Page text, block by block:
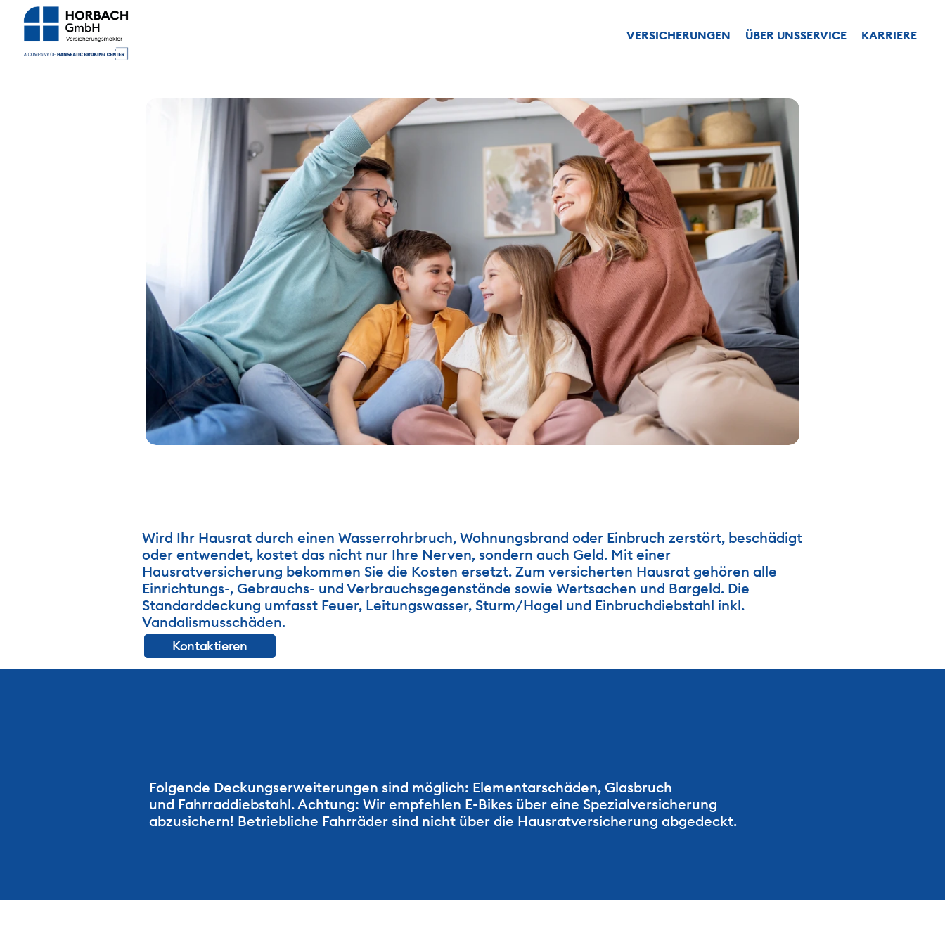
VERSICHERUNGEN ÜBER UNSSERVICE KARRIERE
Wird Ihr Hausrat durch einen Wasserrohrbruch, Wohnungsbrand oder Einbruch zerstört, beschädigt
oder entwendet, kostet das nicht nur Ihre Nerven, sondern auch Geld. Mit einer
Hausratversicherung bekommen Sie die Kosten ersetzt. Zum versicherten Hausrat gehören alle
Einrichtungs-, Gebrauchs- und Verbrauchsgegenstände sowie Wertsachen und Bargeld. Die
Standarddeckung umfasst Feuer, Leitungswasser, Sturm/Hagel und Einbruchdiebstahl inkl.
Vandalismusschäden.
Kontaktieren
Folgende Deckungserweiterungen sind möglich: Elementarschäden, Glasbruch
und Fahrraddiebstahl. Achtung: Wir empfehlen E-Bikes über eine Spezialversicherung
abzusichern! Betriebliche Fahrräder sind nicht über die Hausratversicherung abgedeckt.